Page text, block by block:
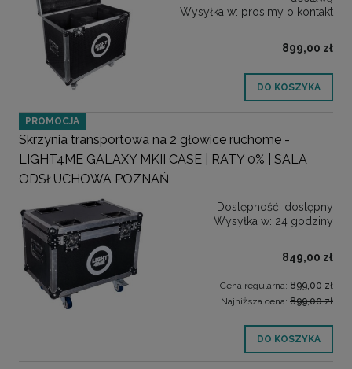
Wysyłka w: prosimy o kontakt
899,00 zł
DO KOSZYKA
Skrzynia transportowa na 2 głowice ruchome -
LIGHT4ME GALAXY MKII CASE | RATY 0% | SALA
ODSŁUCHOWA POZNAŃ
Dostępność: dostępny
Wysyłka w: 24 godziny
849,00 zł
Cena regularna: 899,00 zł
Najniższa cena: 899,00 zł
DO KOSZYKA
PROMOCJA